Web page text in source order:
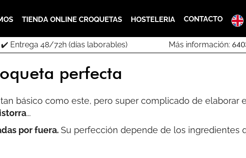
TIENDA ONLINE CROQUETAS HOSTELERIA CONTACTO
✔️ Entrega 48/72h (días laborables) Más información:
perfecta
básico como este, pero super complicado de elaborar
...
por fuera. Su perfección depende de los ingredientes